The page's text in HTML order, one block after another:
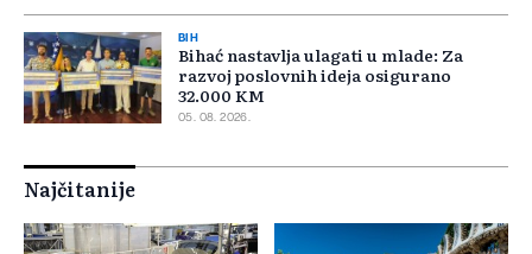
BIH
Bihać nastavlja ulagati u mlade: Za
razvoj poslovnih ideja osigurano
32.000 KM
05. 08. 2026.
Najčitanije